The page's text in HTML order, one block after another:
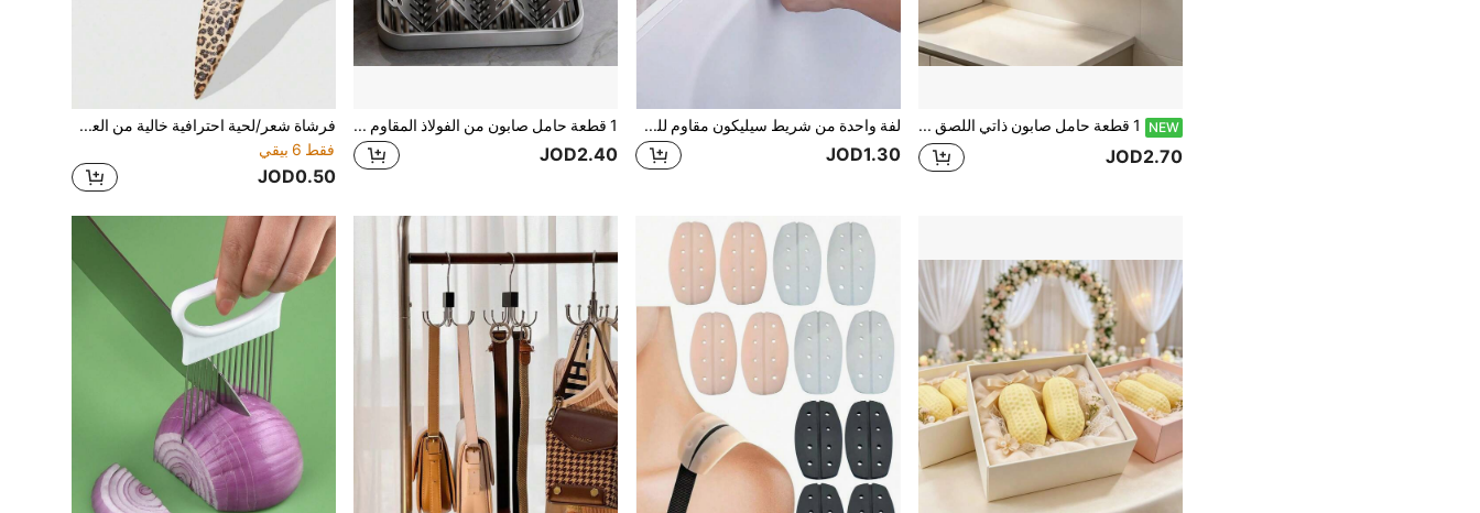
NEW 1 قطعة حامل صابون ذاتي اللصق مثبت على الحائط مع غطاء، حامل صابون بدون ثقب مع تصريف، منظم تخزين صابون متعدد الوظائف للحمام والدش
JOD2.70
لفة واحدة من شريط سيليكون مقاوم للماء والعفن للحمام، شريط لاصق للختم الذاتي للمطبخ والحمام، شريط مقاوم للماء للحمام لتجنب البلل، ملصقات جميلة لوصلات حوض المطبخ، ملصقات، ملصقات حائط، ملصقات فينيل لديكور المنزل، عناصر ديكور الربيع لتجديد منزلك، ملصقات ديكور الاحتفالات هدايا عيد الميلاد والتخرج
JOD1.30
1 قطعة حامل صابون من الفولاذ المقاوم للصدأ، رف تصريف متموج، صندوق صابون منزلي بدون تراكم المياه، رف تخزين الصابون على سطح الطاولة، حامل إسفنج متعدد الشبكات للتصريف، صينية تخزين إسفنج وصابون وفرشاة تنظيف بجانب حوض المطبخ
JOD2.40
فرشاة شعر/لحية احترافية خالية من العطور، مشط ذو لون أومبير وفرشاة تنظيف للتصفيف، أداة صيانة ناعمة، مناسبة للشعر الخشن والناعم، قابلة للاستخدام في اليوم الوطني، الاستخدام في الحمام، تدليك فروة الرأس، العودة إلى المدرسة، عطلات السفر، الحياة اليومية، وكذلك هدية رائعة للعائلة والأصدقاء
فقط 6 بيقي
JOD0.50